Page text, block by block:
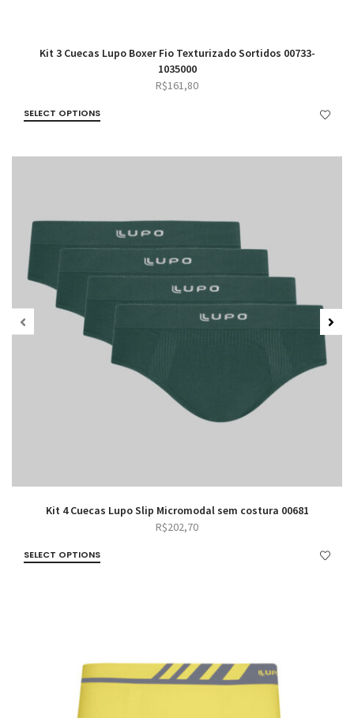
Kit 3 Cuecas Lupo Boxer Fio Texturizado Sortidos 00733-
1035000
R$161,80
SELECT OPTIONS
Kit 4 Cuecas Lupo Slip Micromodal sem costura 00681
R$202,70
SELECT OPTIONS